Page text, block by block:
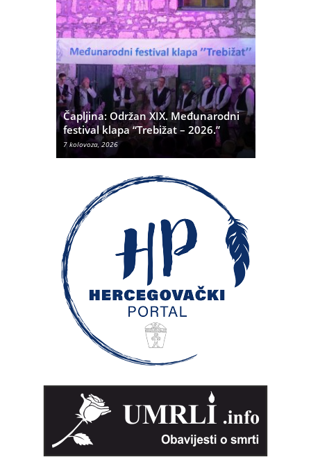
Čapljina: Održan XIX. Međunarodni
festival klapa “Trebižat – 2026.”
7 kolovoza, 2026